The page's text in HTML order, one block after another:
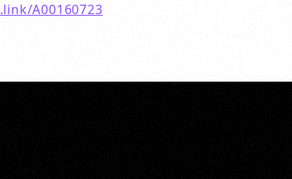
A00160723